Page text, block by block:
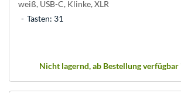
weiß, USB-C, Klinke, XLR
Tasten: 31
Nicht lagernd, ab Bestellung